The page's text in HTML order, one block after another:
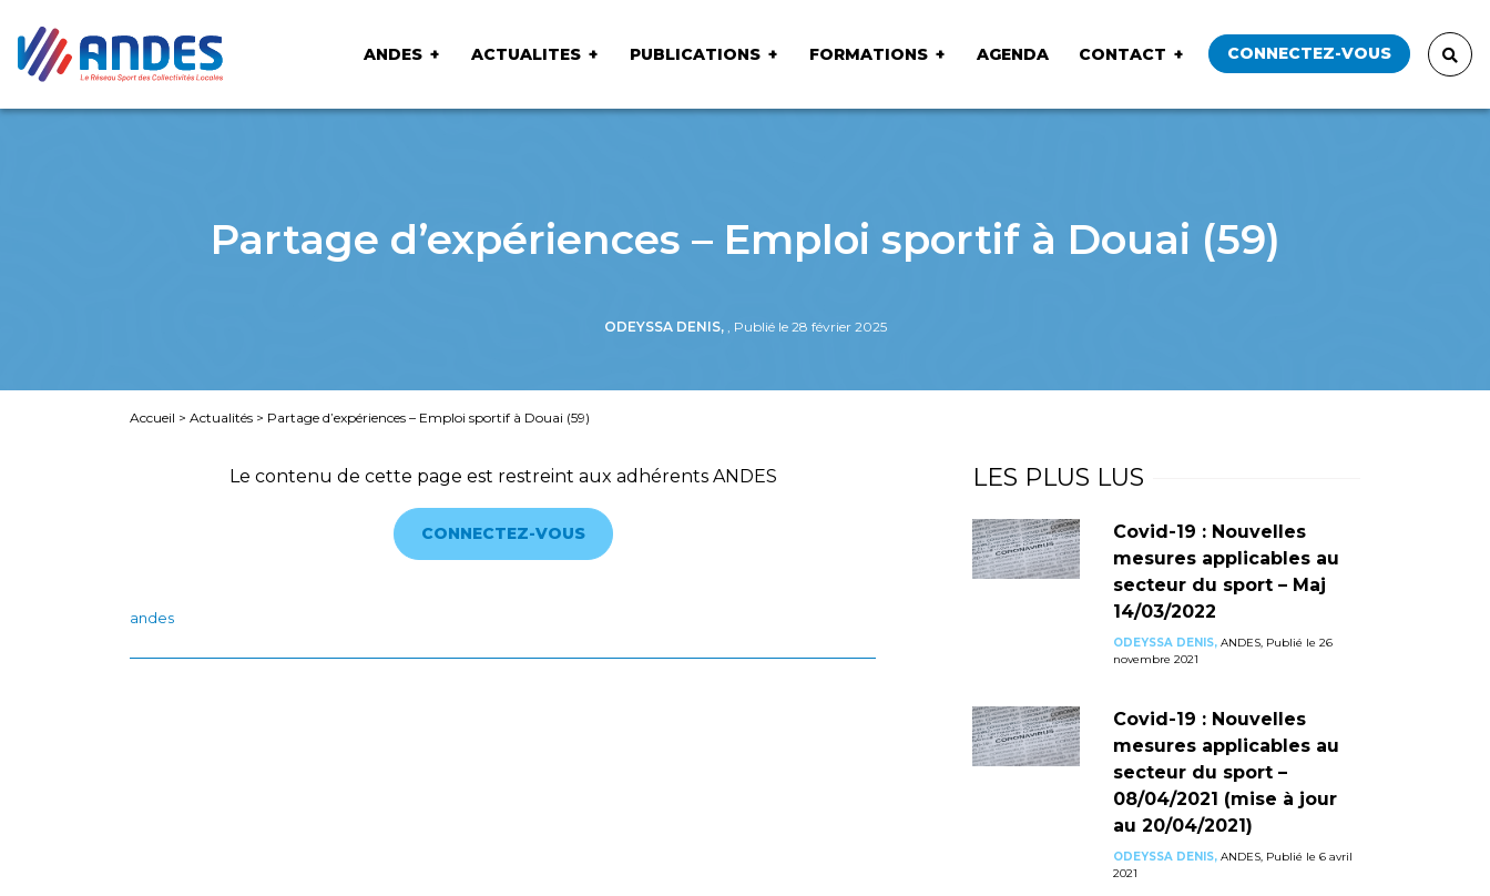
ANDES ACTUALITES PUBLICATIONS FORMATIONS AGENDA CONTACT CONNECTEZ-VOUS
Partage d’expériences – Emploi sportif à Douai (59)
ODEYSSA DENIS, , Publié le 28 février 2025
Accueil > Actualités > Partage d’expériences – Emploi sportif à Douai (59)
Le contenu de cette page est restreint aux adhérents ANDES
CONNECTEZ-VOUS
andes
LES PLUS LUS
Covid-19 : Nouvelles
mesures applicables au
secteur du sport – Maj
14/03/2022
ODEYSSA DENIS,ANDES, Publié le 26
novembre 2021
Covid-19 : Nouvelles
mesures applicables au
secteur du sport –
08/04/2021 (mise à jour
au 20/04/2021)
ODEYSSA DENIS,ANDES, Publié le 6 avril
2021